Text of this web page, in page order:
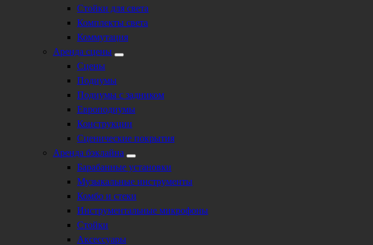
Стойки для света
Комплекты света
Коммутация
Аренда сцены
Сцены
Подиумы
Подиумы с задником
Европодиумы
Конструкции
Сценические покрытия
Аренда бэклайна
Барабанные установки
Музыкальные инструменты
Комбо и стеки
Инструментальные микрофоны
Стойки
Аксессуары